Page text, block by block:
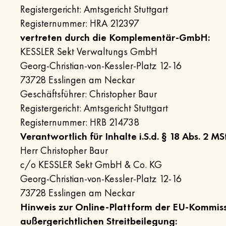
Registergericht: Amtsgericht Stuttgart
Registernummer: HRA 212397
vertreten durch die Komplementär-GmbH:
KESSLER Sekt Verwaltungs GmbH
Georg-Christian-von-Kessler-Platz 12-16
73728 Esslingen am Neckar
Geschäftsführer: Christopher Baur
Registergericht: Amtsgericht Stuttgart
Registernummer: HRB 214738
Verantwortlich für Inhalte i.S.d. § 18 Abs. 2
Herr Christopher Baur
c/o KESSLER Sekt GmbH & Co. KG
Georg-Christian-von-Kessler-Platz 12-16
73728 Esslingen am Neckar
Hinweis zur Online-Plattform der EU-
außergerichtlichen Streitbeilegung: